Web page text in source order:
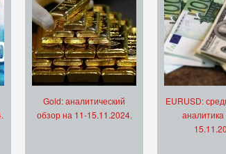
Gold: аналитический
обзор на 11-15.11.2024.
EURUSD: